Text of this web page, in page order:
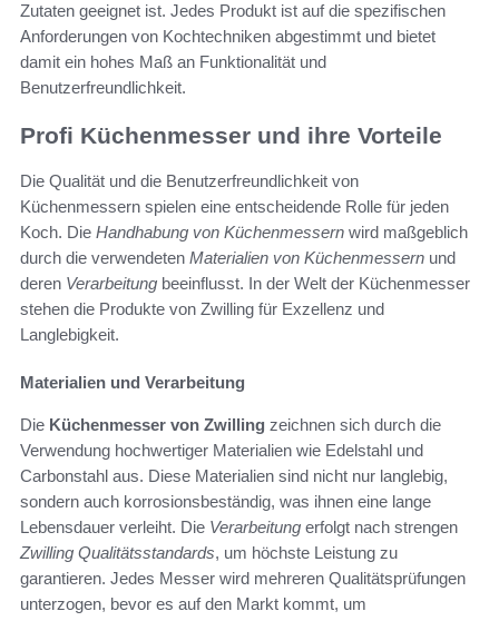
Zutaten geeignet ist. Jedes Produkt ist auf die spezifischen
Anforderungen von Kochtechniken abgestimmt und bietet
damit ein hohes Maß an Funktionalität und
Benutzerfreundlichkeit.
Profi Küchenmesser und ihre Vorteile
Die Qualität und die Benutzerfreundlichkeit von
Küchenmessern spielen eine entscheidende Rolle für jeden
Koch. Die Handhabung von Küchenmessern wird maßgeblich
durch die verwendeten Materialien von Küchenmessern und
deren Verarbeitung beeinflusst. In der Welt der Küchenmesser
stehen die Produkte von Zwilling für Exzellenz und
Langlebigkeit.
Materialien und Verarbeitung
Die Küchenmesser von Zwilling zeichnen sich durch die
Verwendung hochwertiger Materialien wie Edelstahl und
Carbonstahl aus. Diese Materialien sind nicht nur langlebig,
sondern auch korrosionsbeständig, was ihnen eine lange
Lebensdauer verleiht. Die Verarbeitung erfolgt nach strengen
Zwilling Qualitätsstandards, um höchste Leistung zu
garantieren. Jedes Messer wird mehreren Qualitätsprüfungen
unterzogen, bevor es auf den Markt kommt, um